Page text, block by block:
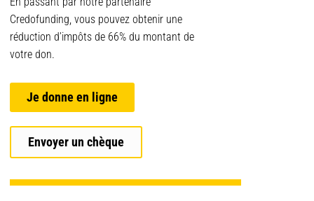
Credofunding, vous pouvez obtenir une
réduction d’impôts de 66% du montant de
votre don.
Je donne en ligne
Envoyer un chèque